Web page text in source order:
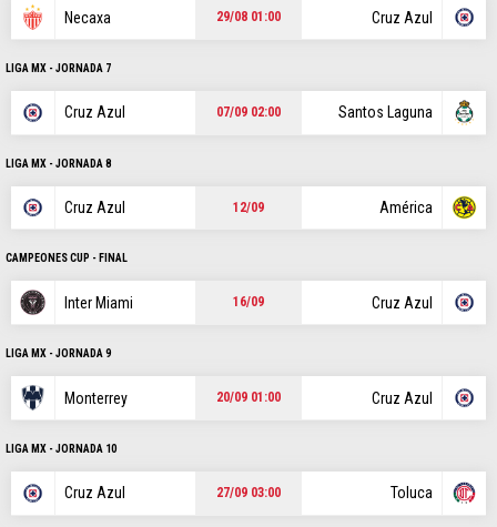
sitio oficialhaz click aquí
Términos y Condiciones
Políticas de Privacidad
Ad Choices
Un producto de Futbol Sites.
Todos los derechos reservados.
Necaxa 29/08 01:00 Cruz Azul
LIGA MX - JORNADA 7
Cruz Azul 07/09 02:00 Santos Laguna
LIGA MX - JORNADA 8
Cruz Azul 12/09 América
CAMPEONES CUP - FINAL
Inter Miami 16/09 Cruz Azul
LIGA MX - JORNADA 9
Monterrey 20/09 01:00 Cruz Azul
LIGA MX - JORNADA 10
Cruz Azul 27/09 03:00 Toluca